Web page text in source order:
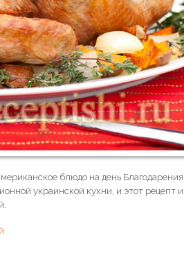
блюдо на день
украинской кухни, и этот рецепт